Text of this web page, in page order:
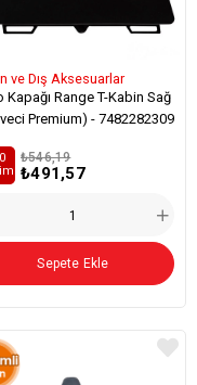
ve Dış Aksesuarlar
Kapağı Range T-Kabin Sağ
Premium) - 7482282309
₺491,57
₺546,19
Sepete Ekle